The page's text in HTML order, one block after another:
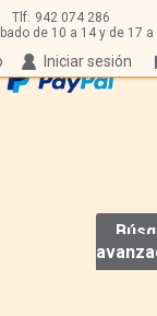
Tlf: 942 074 286
de 10 a 14 y de 17 a
Iniciar sesión